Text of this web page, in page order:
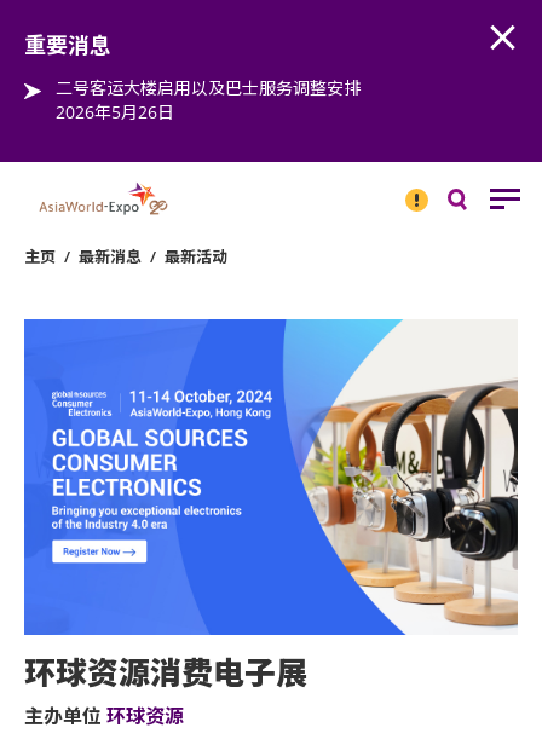
重要消息
二号客运大楼启用以及巴士服务调整安排
2026年5月26日
消息
主页 / 最新消息 / 最新活动
环球资源消费电子展
主办单位 环球资源